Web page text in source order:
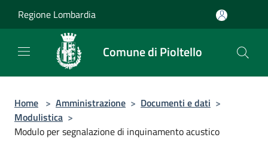
Regione Lombardia
Comune di Pioltello
Home > Amministrazione > Documenti e dati >
Modulistica >
Modulo per segnalazione di inquinamento acustico